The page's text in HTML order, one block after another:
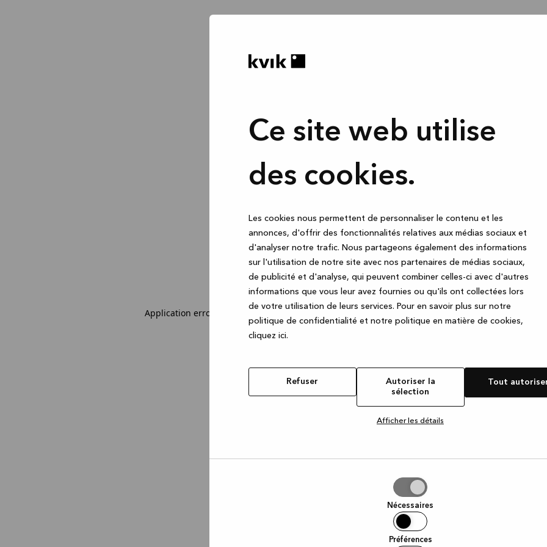
Ce site web utilise
des cookies.
Les cookies nous permettent de personnaliser le contenu et les
annonces, d'offrir des fonctionnalités relatives aux médias sociaux et
d'analyser notre trafic. Nous partageons également des informations
sur l'utilisation de notre site avec nos partenaires de médias sociaux,
de publicité et d'analyse, qui peuvent combiner celles-ci avec d'autres
informations que vous leur avez fournies ou qu'ils ont collectées lors
de votre utilisation de leurs services. Pour en savoir plus sur notre
politique de confidentialité et notre politique en matière de cookies,
cliquez ici.
Refuser
Autoriser la
sélection
Tout
Afficher les détails
Nécessaires
Préférences
Application error: a client-side exception has occurred while loading www.kvik.be (see the